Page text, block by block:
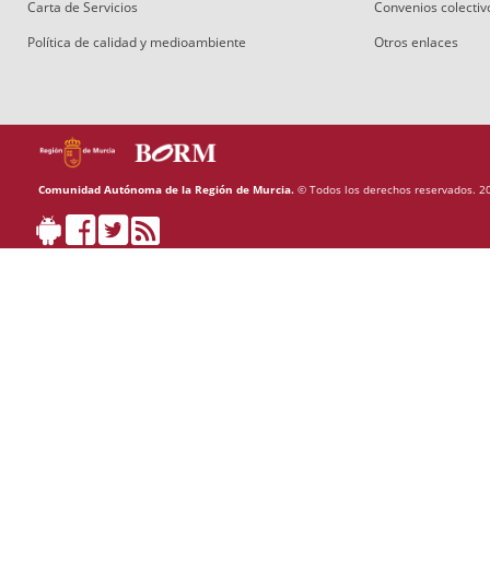
Carta de Servicios
Política de calidad y medioambiente
Convenios
Otros enlaces
Comunidad Autónoma de la Región de Murcia. © Todos los derechos reservados.